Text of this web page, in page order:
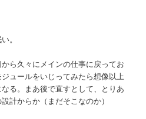
。
ら久々にメインの仕事に戻ってお
ュールをいじってみたら想像以上
る。まあ後で直すとして、とりあ
計からか（まだそこなのか）